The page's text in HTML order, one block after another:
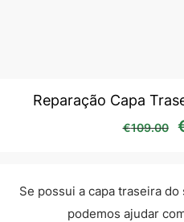
Reparação Capa
€109.00
Se possui a capa traseira
podemos ajudar